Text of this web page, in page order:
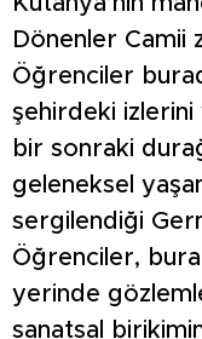
Dönenler Camii
Öğrenciler
şehirdeki
bir sonraki
geleneksel
sergilendiği
Öğrenciler,
yerinde
sanatsal